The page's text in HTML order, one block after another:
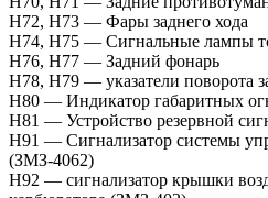
H72, H73 — Фары заднего хода
H74, H75 — Сигнальные лампы
Н76, Н77 — Задний фонарь
H78, H79 — указатели поворота
H80 — Индикатор габаритных
Н81 — Устройство резервной
Н91 — Сигнализатор системы
(ЗМЗ-4062)
Н92 — сигнализатор крышки